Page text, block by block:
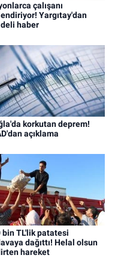
çalışanı
Yargıtay'dan
haber
korkutan deprem!
açıklama
bin TL'lik patatesi
dağıttı! Helal olsun
hareket